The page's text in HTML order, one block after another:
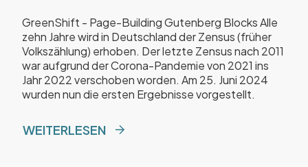
GreenShift - Page-Building Gutenberg Blocks Alle
zehn Jahre wird in Deutschland der Zensus (früher
Volkszählung) erhoben. Der letzte Zensus nach 2011
war aufgrund der Corona-Pandemie von 2021 ins
Jahr 2022 verschoben worden. Am 25. Juni 2024
wurden nun die ersten Ergebnisse vorgestellt.
WEITERLESEN